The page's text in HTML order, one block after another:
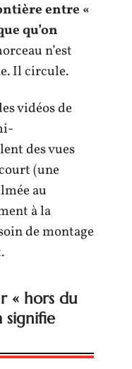
entre «
qu’on
n’est
Il circule.
vidéos de
des vues
(une
au
à la
de montage
« hors du
signifie